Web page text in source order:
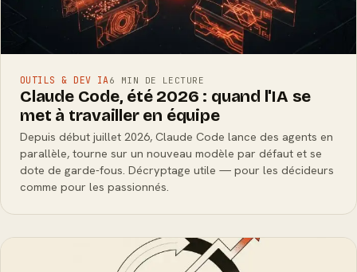
OUTILS & DEV IA6 MIN DE LECTURE
Claude Code, été 2026 : quand l'IA se
met à travailler en équipe
Depuis début juillet 2026, Claude Code lance des agents en
parallèle, tourne sur un nouveau modèle par défaut et se
dote de garde-fous. Décryptage utile — pour les décideurs
comme pour les passionnés.